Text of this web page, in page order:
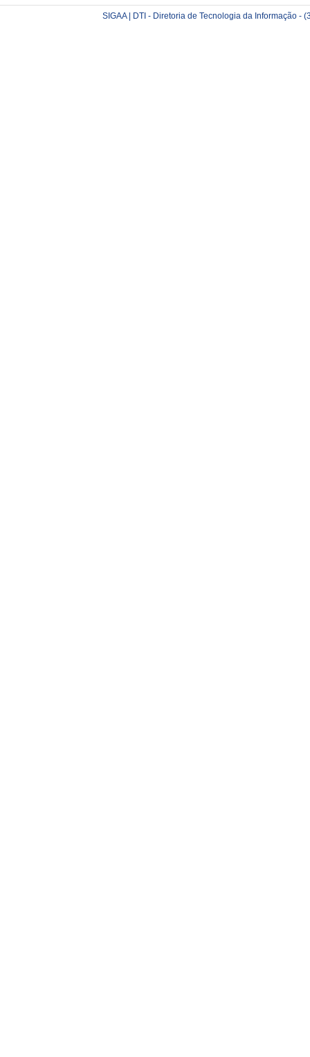
SIGAA | DTI - Diretoria de Tecnologia da Informação